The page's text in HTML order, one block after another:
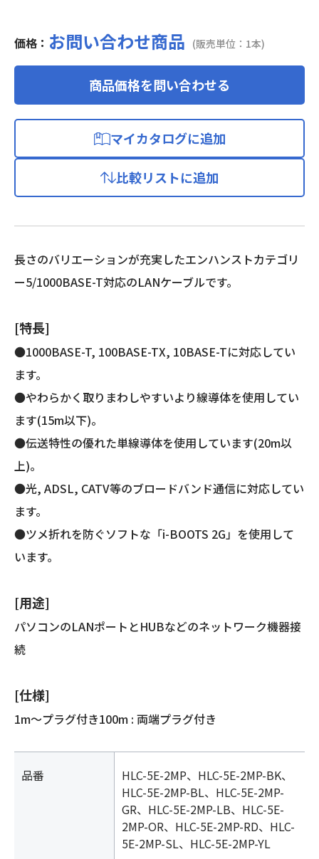
価格： お問い合わせ商品 (販売単位：1本)
商品価格を問い合わせる
マイカタログに追加
比較リストに追加
長さのバリエーションが充実したエンハンストカテゴリ
ー5/1000BASE-T対応のLANケーブルです。
[特長]
●1000BASE-T, 100BASE-TX, 10BASE-Tに対応してい
ます。
●やわらかく取りまわしやすいより線導体を使用してい
ます(15m以下)。
●伝送特性の優れた単線導体を使用しています(20m以
上)。
●光, ADSL, CATV等のブロードバンド通信に対応してい
ます。
●ツメ折れを防ぐソフトな「i-BOOTS 2G」を使用して
います。
[用途]
パソコンのLANポートとHUBなどのネットワーク機器接
続
[仕様]
1m～プラグ付き100m : 両端プラグ付き
品番
HLC-5E-2MP、HLC-5E-2MP-BK、
HLC-5E-2MP-BL、HLC-5E-2MP-
GR、HLC-5E-2MP-LB、HLC-5E-
2MP-OR、HLC-5E-2MP-RD、HLC-
5E-2MP-SL、HLC-5E-2MP-YL